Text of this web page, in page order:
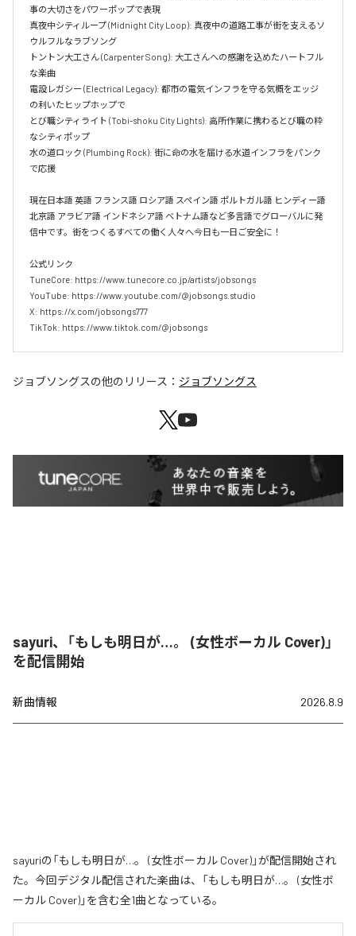
事の大切さをパワーポップで表現
真夜中シティループ (Midnight City Loop): 真夜中の道路工事が街を支えるソ
ウルフルなラブソング
トントン大工さん (Carpenter Song): 大工さんへの感謝を込めたハートフル
な楽曲
電設レガシー (Electrical Legacy): 都市の電気インフラを守る気概をエッジ
の利いたヒップホップで
とび職シティライト (Tobi-shoku City Lights): 高所作業に携わるとび職の粋
なシティポップ
水の道ロック (Plumbing Rock): 街に命の水を届ける水道インフラをパンク
で応援
現在日本語 英語 フランス語 ロシア語 スペイン語 ポルトガル語 ヒンディー語
北京語 アラビア語 インドネシア語 ベトナム語など多言語でグローバルに発
信中です。街をつくるすべての働く人々へ今日も一日ご安全に！
公式リンク
TuneCore: https://www.tunecore.co.jp/artists/jobsongs
YouTube: https://www.youtube.com/@jobsongs.studio
X: https://x.com/jobsongs777
TikTok: https://www.tiktok.com/@jobsongs
ジョブソングスの他のリリース： ジョブソングス
sayuri、「もしも明日が…。 (女性ボーカル Cover)」
を配信開始
新曲情報 2026.8.9
sayuriの「もしも明日が…。 (女性ボーカル Cover)」が配信開始され
た。今回デジタル配信された楽曲は、「もしも明日が…。 (女性ボ
ーカル Cover)」を含む全1曲となっている。